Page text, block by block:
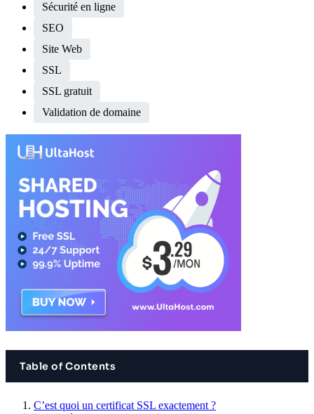
Sécurité en ligne
SEO
Site Web
SSL
SSL gratuit
Validation de domaine
Table of Contents
C’est quoi un certificat SSL exactement ?